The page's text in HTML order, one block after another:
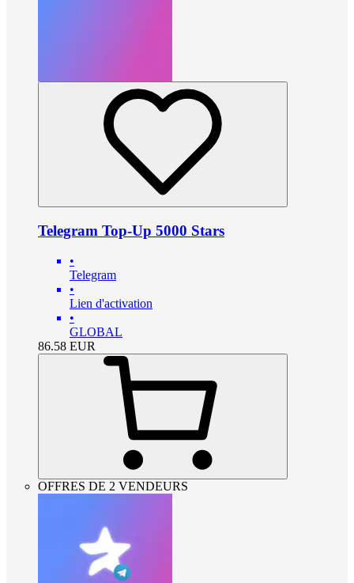
Telegram Top-Up 5000 Stars
•
Telegram
•
Lien d'activation
•
GLOBAL
86.58 EUR
OFFRES DE 2 VENDEURS